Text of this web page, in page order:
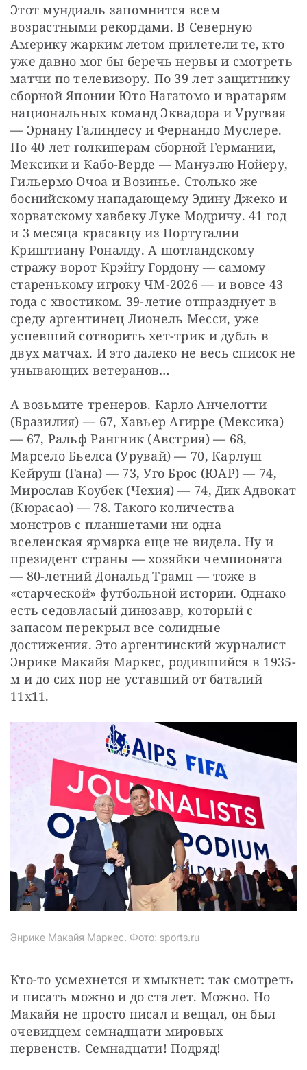
Этот мундиаль запомнится всем
возрастными рекордами. В Северную
Америку жарким летом прилетели те, кто
уже давно мог бы беречь нервы и смотреть
матчи по телевизору. По 39 лет защитнику
сборной Японии Юто Нагатомо и вратарям
национальных команд Эквадора и Уругвая
— Эрнану Галиндесу и Фернандо Муслере.
По 40 лет голкиперам сборной Германии,
Мексики и Кабо-Верде — Мануэлю Нойеру,
Гильермо Очоа и Возинье. Столько же
боснийскому нападающему Эдину Джеко и
хорватскому хавбеку Луке Модричу. 41 год
и 3 месяца красавцу из Португалии
Криштиану Роналду. А шотландскому
стражу ворот Крэйгу Гордону — самому
старенькому игроку ЧМ-2026 — и вовсе 43
года с хвостиком. 39-летие отпразднует в
среду аргентинец Лионель Месси, уже
успевший сотворить хет-трик и дубль в
двух матчах. И это далеко не весь список не
унывающих ветеранов…
А возьмите тренеров. Карло Анчелотти
(Бразилия) — 67, Хавьер Агирре (Мексика)
— 67, Ральф Рангник (Австрия) — 68,
Марсело Бьелса (Урувай) — 70, Карлуш
Кейруш (Гана) — 73, Уго Брос (ЮАР) — 74,
Мирослав Коубек (Чехия) — 74, Дик Адвокат
(Кюрасао) — 78. Такого количества
монстров с планшетами ни одна
вселенская ярмарка еще не видела. Ну и
президент страны — хозяйки чемпионата
— 80-летний Дональд Трамп — тоже в
«старческой» футбольной истории. Однако
есть седовласый динозавр, который с
запасом перекрыл все солидные
достижения. Это аргентинский журналист
Энрике Макайя Маркес, родившийся в 1935-
м и до сих пор не уставший от баталий
11x11.
Энрике Макайя Маркес. Фото: sports.ru
Кто-то усмехнется и хмыкнет: так смотреть
и писать можно и до ста лет. Можно. Но
Макайя не просто писал и вещал, он был
очевидцем семнадцати мировых
первенств. Семнадцати! Подряд!